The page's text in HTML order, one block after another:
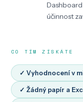
účinnost
CO TÍM ZÍSKÁTE
✓ Vyhodnocení v
✓ Žádný papír a